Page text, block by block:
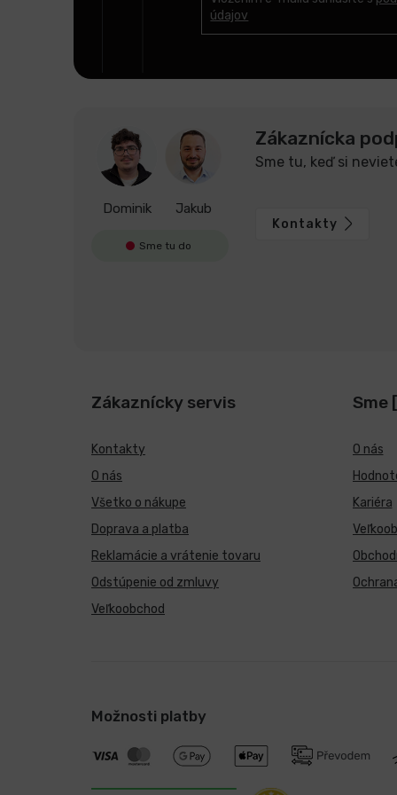
údajov
Dominik Jakub
Sme tu do
Zákaznícka
Sme tu, keď si
Kontakty
Zákaznícky servis
Kontakty
O nás
Všetko o nákupe
Doprava a platba
Reklamácie a vrátenie tovaru
Odstúpenie od zmluvy
Veľkoobchod
Sme
O nás
Kariéra
Možnosti platby